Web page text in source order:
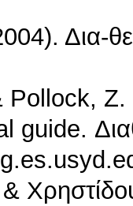
Δια-
Pollock,
guide.